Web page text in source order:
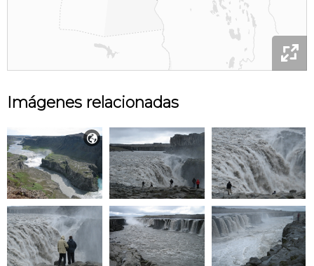

Imágenes relacionadas
